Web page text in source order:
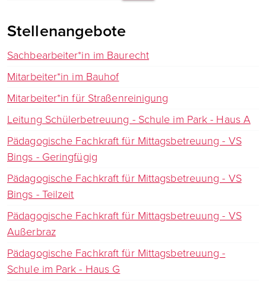
Stellenangebote
Sachbearbeiter*in im Baurecht
Mitarbeiter*in im Bauhof
Mitarbeiter*in für Straßenreinigung
Leitung Schülerbetreuung - Schule im Park - Haus A
Pädagogische Fachkraft für Mittagsbetreuung - VS
Bings - Geringfügig
Pädagogische Fachkraft für Mittagsbetreuung - VS
Bings - Teilzeit
Pädagogische Fachkraft für Mittagsbetreuung - VS
Außerbraz
Pädagogische Fachkraft für Mittagsbetreuung -
Schule im Park - Haus G